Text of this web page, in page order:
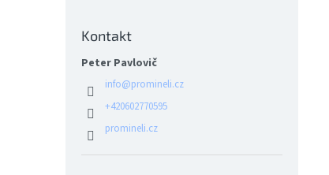
Kontakt
Peter Pavlovič
info@promineli.cz
+420602770595
promineli.cz